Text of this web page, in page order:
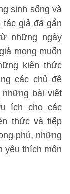
sinh sống và
tác giả đã gắn
những ngày
mong muốn
kiến thức
các chủ đề
những bài viết
ích cho các
thức và tiếp
phú, những
yêu thích môn